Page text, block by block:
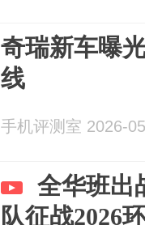
奇瑞新车曝
线
手机评测室 2026-
全华班出
队征战2026